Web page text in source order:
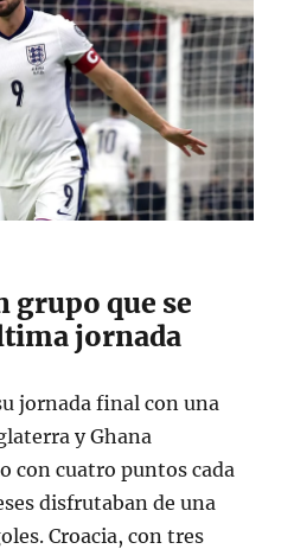
grupo que se
jornada
jornada final con una
y Ghana
con cuatro puntos cada
disfrutaban de una
. Croacia, con tres